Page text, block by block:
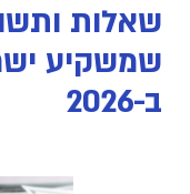
שמשקיע
ב-2026